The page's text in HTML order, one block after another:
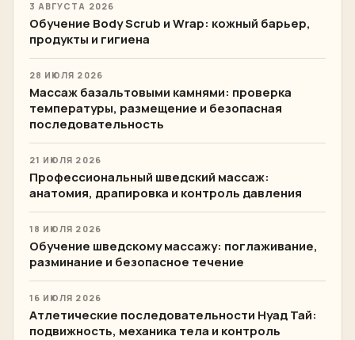
3 АВГУСТА 2026
Обучение Body Scrub и Wrap: кожный барьер,
продукты и гигиена
28 ИЮЛЯ 2026
Массаж базальтовыми камнями: проверка
температуры, размещение и безопасная
последовательность
21 ИЮЛЯ 2026
Профессиональный шведский массаж:
анатомия, драпировка и контроль давления
18 ИЮЛЯ 2026
Обучение шведскому массажу: поглаживание,
разминание и безопасное течение
16 ИЮЛЯ 2026
Атлетические последовательности Нуад Тай:
подвижность, механика тела и контроль